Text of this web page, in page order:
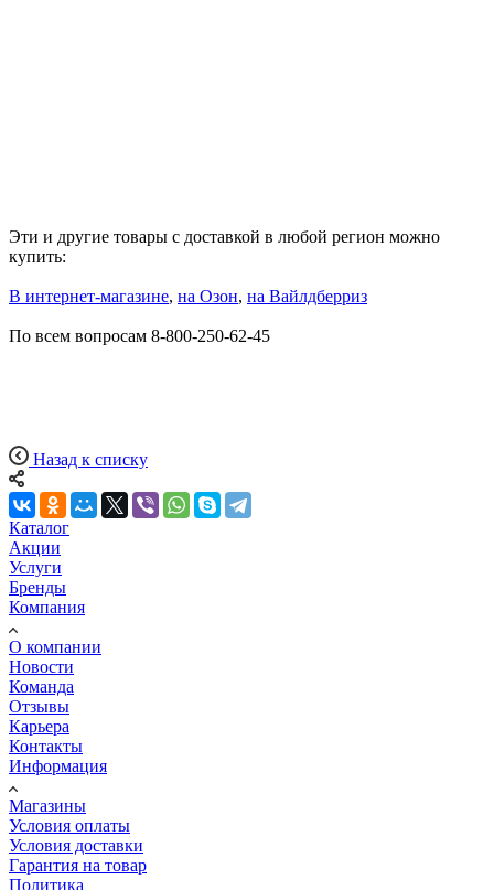
Эти и другие товары с доставкой в любой регион можно
купить:
В интернет-магазине, на Озон, на Вайлдберриз
По всем вопросам 8-800-250-62-45
Назад к списку
Каталог
Акции
Услуги
Бренды
Компания
О компании
Новости
Команда
Отзывы
Карьера
Контакты
Информация
Магазины
Условия оплаты
Условия доставки
Гарантия на товар
Политика